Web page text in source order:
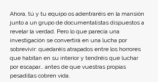
Ahora, tú y tu equipo os adentraréis en la mansión
junto a un grupo de documentalistas dispuestos a
revelar la verdad. Pero lo que parecía una
investigación se convertirá en una lucha por
sobrevivir: quedaréis atrapados entre los horrores
que habitan en su interior y tendréis que luchar
por escapar… antes de que vuestras propias
pesadillas cobren vida.